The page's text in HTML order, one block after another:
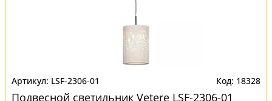
LSF-2306-01 18328
Подвесной светильник Vetere LSF-2306-01